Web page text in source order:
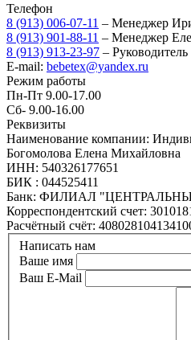
Телефон
8 (913) 006-07-11 – Менеджер
8 (913) 901-88-11 – Менеджер
8 (913) 913-23-97 – Руководитель
E-mail: bebetex@yandex.ru
Режим работы
Пн-Пт 9.00-17.00
Сб- 9.00-16.00
Реквизиты
Наименование компании:
Богомолова Елена Михайловна
ИНН: 540326177651
БИК : 044525411
Банк: ФИЛИАЛ
Корреспондентский счет:
Расчётный счёт:
Написать нам
Ваше имя
Ваш E-Mail